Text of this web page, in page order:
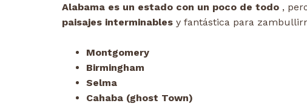
Alabama es un estado con un poco de todo ,
paisajes interminables y fantástica para
Montgomery
Birmingham
Selma
Cahaba (ghost Town)